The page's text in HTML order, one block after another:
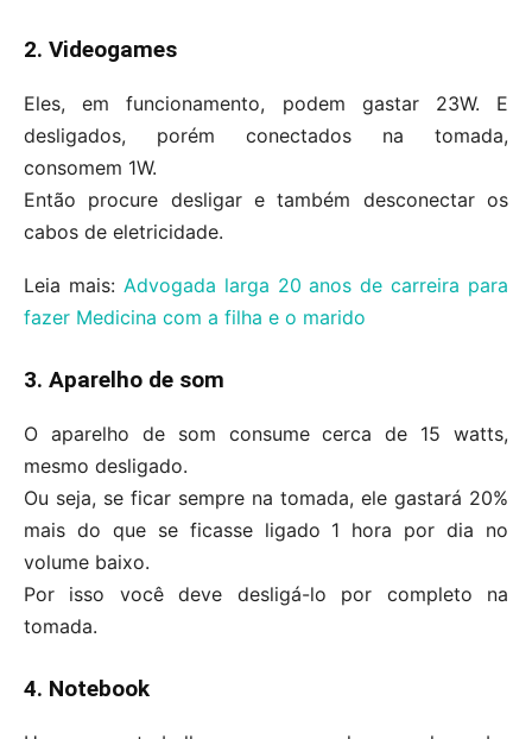
2. Videogames
Eles, em funcionamento, podem gastar 23W. E
desligados, porém conectados na tomada,
consomem 1W.
Então procure desligar e também desconectar os
cabos de eletricidade.
Leia mais: Advogada larga 20 anos de carreira para
fazer Medicina com a filha e o marido
3. Aparelho de som
O aparelho de som consume cerca de 15 watts,
mesmo desligado.
Ou seja, se ficar sempre na tomada, ele gastará 20%
mais do que se ficasse ligado 1 hora por dia no
volume baixo.
Por isso você deve desligá-lo por completo na
tomada.
4. Notebook